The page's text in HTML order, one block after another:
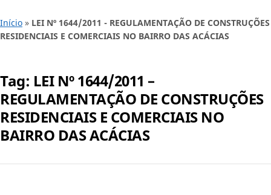
Início » LEI Nº 1644/2011 - REGULAMENTAÇÃO DE CONSTRUÇÕES
RESIDENCIAIS E COMERCIAIS NO BAIRRO DAS ACÁCIAS
Tag: LEI Nº 1644/2011 –
REGULAMENTAÇÃO DE CONSTRUÇÕES
RESIDENCIAIS E COMERCIAIS NO
BAIRRO DAS ACÁCIAS